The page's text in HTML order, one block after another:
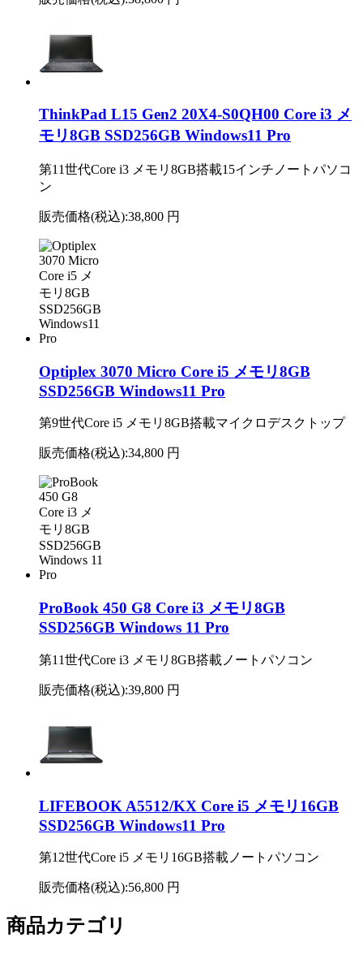
ThinkPad L15 Gen2 20X4-S0QH00 Core i3 メ
モリ8GB SSD256GB Windows11 Pro
第11世代Core i3 メモリ8GB搭載15インチノートパソコ
ン
販売価格(税込):38,800 円
Optiplex 3070 Micro Core i5 メモリ8GB
SSD256GB Windows11 Pro
第9世代Core i5 メモリ8GB搭載マイクロデスクトップ
販売価格(税込):34,800 円
ProBook 450 G8 Core i3 メモリ8GB
SSD256GB Windows 11 Pro
第11世代Core i3 メモリ8GB搭載ノートパソコン
販売価格(税込):39,800 円
LIFEBOOK A5512/KX Core i5 メモリ16GB
SSD256GB Windows11 Pro
第12世代Core i5 メモリ16GB搭載ノートパソコン
販売価格(税込):56,800 円
商品カテゴリ